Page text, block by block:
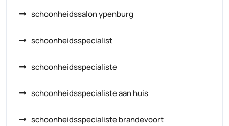
schoonheidssalon ypenburg
schoonheidsspecialist
schoonheidsspecialiste
schoonheidsspecialiste aan huis
schoonheidsspecialiste brandevoort